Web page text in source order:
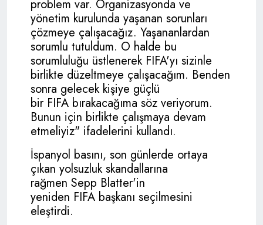
problem var. Organizasyonda ve
yönetim kurulunda yaşanan sorunları
çözmeye çalışacağız. Yaşananlardan
sorumlu tutuldum. O halde bu
sorumluluğu üstlenerek FIFA'yı sizinle
birlikte düzeltmeye çalışacağım. Benden
sonra gelecek kişiye güçlü
bir FIFA bırakacağıma söz veriyorum.
Bunun için birlikte çalışmaya devam
etmeliyiz" ifadelerini kullandı.
İspanyol basını, son günlerde ortaya
çıkan yolsuzluk skandallarına
rağmen Sepp Blatter'in
yeniden FIFA başkanı seçilmesini
eleştirdi.